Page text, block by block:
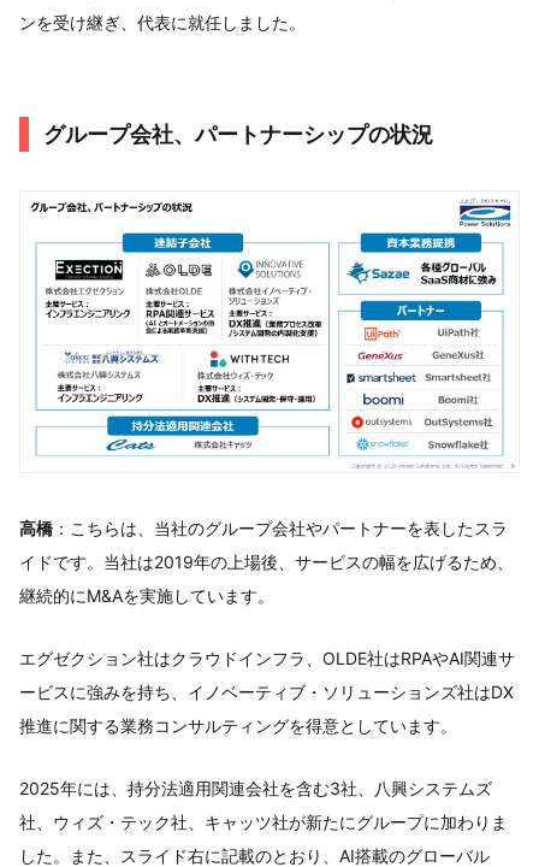
ンを受け継ぎ、代表に就任しました。
グループ会社、パートナーシップの状況
高橋 ：こちらは、当社のグループ会社やパートナーを表したスラ
イドです。当社は2019年の上場後、サービスの幅を広げるため、
継続的にM&Aを実施しています。
エグゼクション社はクラウドインフラ、OLDE社はRPAやAI関連サ
ービスに強みを持ち、イノベーティブ・ソリューションズ社はDX
推進に関する業務コンサルティングを得意としています。
2025年には、持分法適用関連会社を含む3社、八興システムズ
社、ウィズ・テック社、キャッツ社が新たにグループに加わりま
した。また、スライド右に記載のとおり、AI搭載のグローバル